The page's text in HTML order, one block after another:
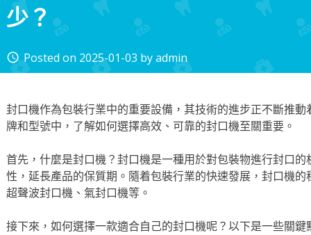
少？
access_time Posted on 2025-01-03 byadmin
封口機作為包裝行業中的重要設備，其技術的進步正不斷推
牌和型號中，了解如何選擇高效、可靠的封口機至關重要。
首先，什麼是封口機？封口機是一種用於對包裝物進行封口
性，延長產品的保質期。隨着包裝行業的快速發展，封口機
超聲波封口機、氣封口機等。
接下來，如何選擇一款適合自己的封口機呢？以下是一些關鍵